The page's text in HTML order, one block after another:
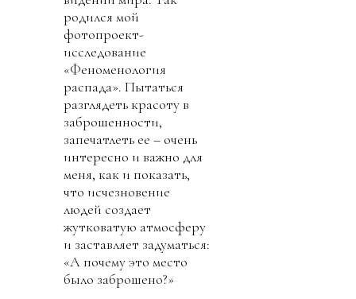
родился мой
фотопроект-
исследование
«Феноменология
распада». Пытаться
разглядеть красоту в
заброшенности,
запечатлеть ее – очень
интересно и важно для
меня, как и показать,
что исчезновение
людей создает
жутковатую атмосферу
и заставляет задуматься:
«А почему это место
было заброшено?»